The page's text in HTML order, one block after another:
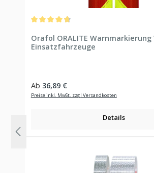
Orafol ORALITE Warnmarkierung
Einsatzfahrzeuge
Regulärer Preis:
Ab 36,89 €
Preise inkl. MwSt. zzgl Versandkosten
Details